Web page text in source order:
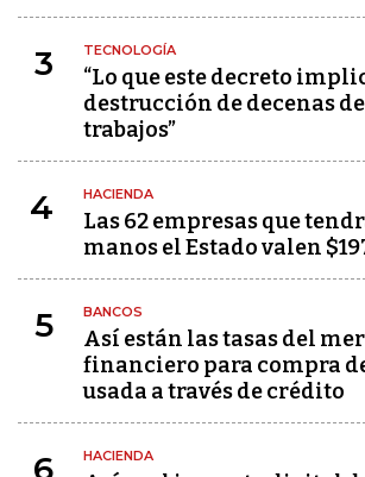
3 TECNOLOGÍA
“Lo que este decreto
destrucción de decenas
trabajos”
4 HACIENDA
Las 62 empresas que
manos el Estado valen
5 BANCOS
Así están las tasas del
financiero para compra
usada a través de crédito
6 HACIENDA